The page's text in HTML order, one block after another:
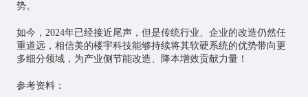
势。
如今，2024年已经接近尾声，但是传统行业、企业的改造仍然任
重道远，相信美的楼宇科技能够持续将其软硬系统的优势带向更
多细分领域，为产业侧节能改造、降本增效贡献力量！
参考资料：